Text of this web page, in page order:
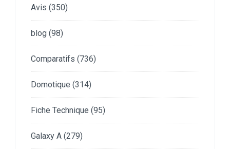
Avis (350)
blog (98)
Comparatifs (736)
Domotique (314)
Fiche Technique (95)
Galaxy A (279)